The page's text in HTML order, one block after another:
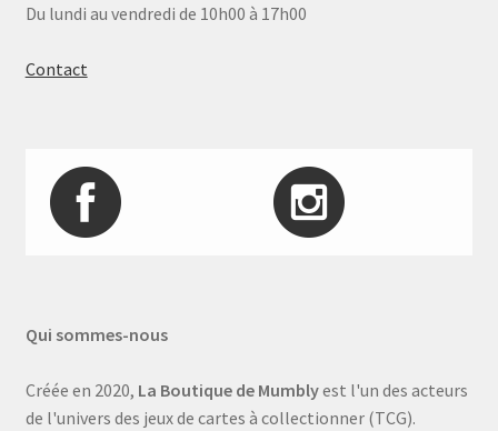
Du lundi au vendredi de 10h00 à 17h00
Contact
Qui sommes-nous
Créée en 2020, La Boutique de Mumblyest l'un des acteurs
de l'univers des jeux de cartes à collectionner (TCG).